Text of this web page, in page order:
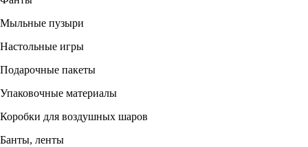
Мыльные пузыри
Настольные игры
Подарочные пакеты
Упаковочные материалы
Коробки для воздушных шаров
Банты, ленты